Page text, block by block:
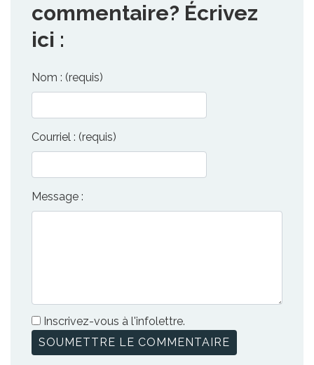
commentaire? Écrivez
ici :
Nom : (requis)
Courriel : (requis)
Message :
Inscrivez-vous à l'infolettre.